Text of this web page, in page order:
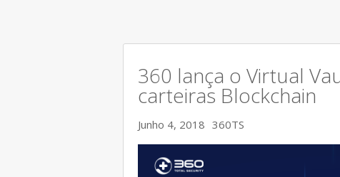
360 lança o Virtual
carteiras Blockchain
Junho 4, 2018 360TS